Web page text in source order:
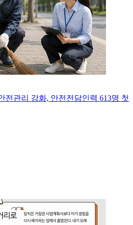
전관리 강화, 안전전담인력 613명 첫